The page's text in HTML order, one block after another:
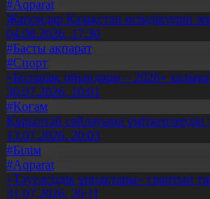
#Aqparat
Жапондар Қазақстан өсімдіктерін
04.08.2026, 17:30
#Басты ақпарат
#Спорт
«Болашақ ойындары – 2026»
30.07.2026, 10:01
#Қоғам
Құрылтай сайлауына үміткерлердің
13.07.2026, 20:03
#Білім
#Aqparat
«Тәуелсіздік ұрпақтары» грантын
31.07.2026, 20:11